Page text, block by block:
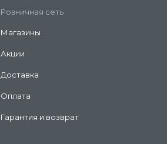
Розничная сеть
Магазины
Акции
Доставка
Оплата
Гарантия и возврат